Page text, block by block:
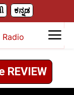
ಕನ್ನಡ
Radio
REVIEW